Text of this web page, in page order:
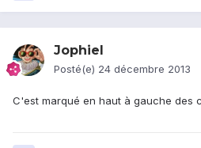
Jophiel
Posté(e) 24 décembre 2013
C'est marqué en haut à gauche des